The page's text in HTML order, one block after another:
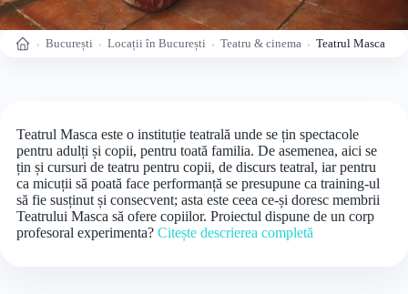
Acasă București Locații în București Teatru & cinema Teatrul Masca
Teatrul Masca este o instituție teatrală unde se țin spectacole
pentru adulți și copii, pentru toată familia. De asemenea, aici se
țin și cursuri de teatru pentru copii, de discurs teatral, iar pentru
ca micuții să poată face performanță se presupune ca training-ul
să fie susținut și consecvent; asta este ceea ce-și doresc membrii
Teatrului Masca să ofere copiilor. Proiectul dispune de un corp
profesoral experimenta? Citește descrierea completă